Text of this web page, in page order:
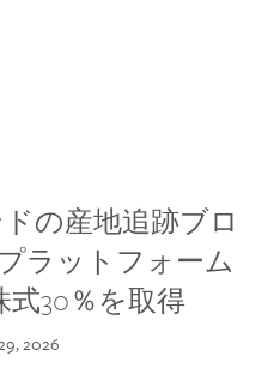
の産地追跡ブロ
ラットフォーム
式30％を取得
2026